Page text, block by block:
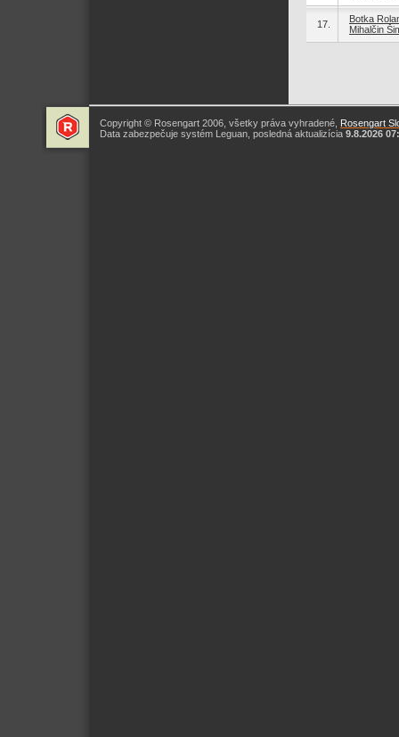
17.
Botka
Mihalčin
Copyright © Rosengart 2006, všetky práva vyhradené, Rosengart
Data zabezpečuje systém Leguan, posledná aktualizícia 9.8.2026